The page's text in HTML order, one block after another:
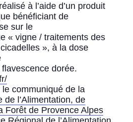
à l’aide d’un produit
bénéficiant de
sur le
« vigne / traitements des
», à la dose
dorée.
communiqué de la
de l’Alimentation, de
Forêt de Provence Alpes